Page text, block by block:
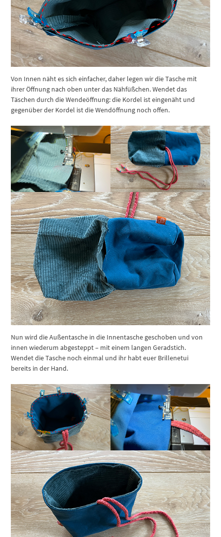
Von Innen näht es sich einfacher, daher legen wir die Tasche mit
ihrer Öffnung nach oben unter das Nähfüßchen. Wendet das
Täschen durch die Wendeöffnung: die Kordel ist eingenäht und
gegenüber der Kordel ist die Wendöffnung noch offen.
Nun wird die Außentasche in die Innentasche geschoben und von
innen wiederum abgesteppt – mit einem langen Geradstich.
Wendet die Tasche noch einmal und ihr habt euer Brillenetui
bereits in der Hand.